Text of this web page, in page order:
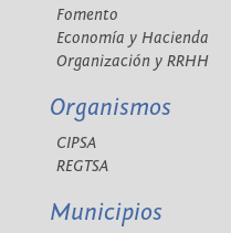
Fomento
Economía y Hacienda
Organización y RRHH
Organismos
CIPSA
REGTSA
Municipios